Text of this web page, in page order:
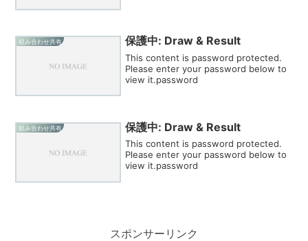
組み合わせ共有 保護中: Draw & Result
This content is password protected.
Please enter your password below to
view it.password
組み合わせ共有 保護中: Draw & Result
This content is password protected.
Please enter your password below to
view it.password
スポンサーリンク